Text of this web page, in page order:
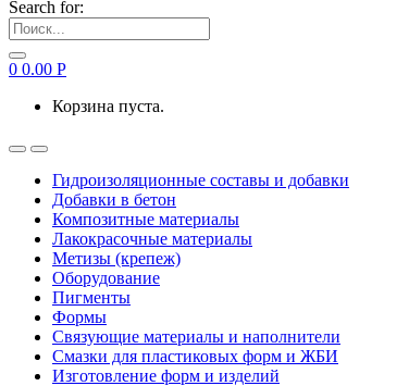
Search for:
0 0.00 Р
Корзина пуста.
Гидроизоляционные составы и добавки
Добавки в бетон
Композитные материалы
Лакокрасочные материалы
Метизы (крепеж)
Оборудование
Пигменты
Формы
Связующие материалы и наполнители
Смазки для пластиковых форм и ЖБИ
Изготовление форм и изделий